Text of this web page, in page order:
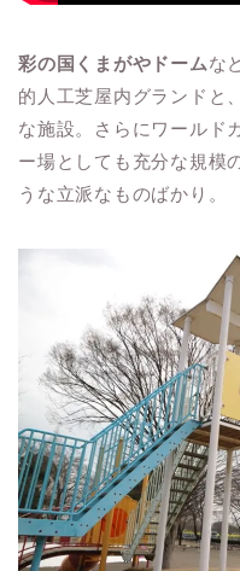
彩の国くまがやドームな
的人工芝屋内グランドと
な施設。さらにワールド
ー場としても充分な規模
うな立派なものばかり。